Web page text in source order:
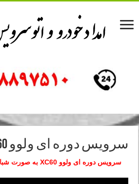
سرویس دوره ای ولوو XC60
سرویس دوره ای ولوو XC60 به صورت شبانه روزی در محل شما